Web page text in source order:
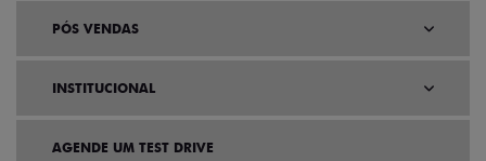
PÓS VENDAS
INSTITUCIONAL
AGENDE UM TEST DRIVE